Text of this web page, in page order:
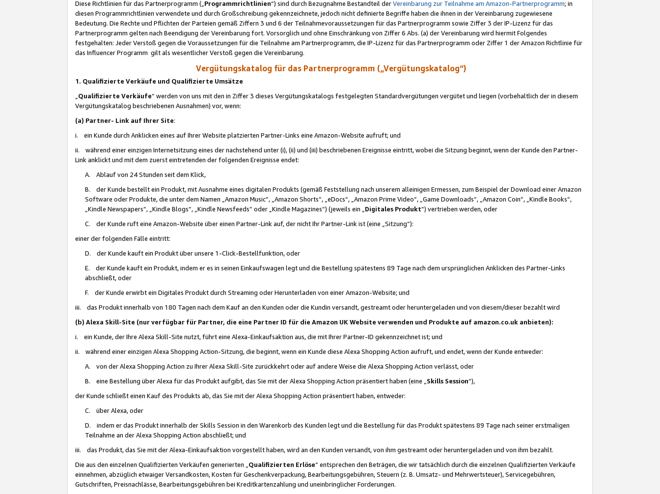
Diese Richtlinien für das Partnerprogramm („Programmrichtlinien“) sind durch Bezugnahme Bestandteil derVereinbarung zur Teilnahme am Amazon-Partnerprogramm; in
diesen Programmrichtlinien verwendete und durch Großschreibung gekennzeichnete, jedoch nicht definierte Begriffe haben die ihnen in der Vereinbarung zugewiesene
Bedeutung. Die Rechte und Pflichten der Parteien gemäß Ziffern 3 und 6 der Teilnahmevoraussetzungen für das Partnerprogramm sowie Ziffer 3 der IP-Lizenz für das
Partnerprogramm gelten nach Beendigung der Vereinbarung fort. Vorsorglich und ohne Einschränkung von Ziffer 6 Abs. (a) der Vereinbarung wird hiermit Folgendes
festgehalten: Jeder Verstoß gegen die Voraussetzungen für die Teilnahme am Partnerprogramm, die IP-Lizenz für das Partnerprogramm oder Ziffer 1 der Amazon Richtlinie für
das Influencer Programm gilt als wesentlicher Verstoß gegen die Vereinbarung.
Vergütungskatalog für das Partnerprogramm („Vergütungskatalog“)
1. Qualifizierte Verkäufe und Qualifizierte Umsätze
Qualifizierte Verkäufe“ werden von uns mit den in Ziffer 3 dieses Vergütungskatalogs festgelegten Standardvergütungen vergütet und liegen (vorbehaltlich der in diesem
Vergütungskatalog beschriebenen Ausnahmen) vor, wenn:
(a) Partner- Link auf Ihrer Site:
i. ein Kunde durch Anklicken eines auf Ihrer Website platzierten Partner-Links eine Amazon-Website aufruft; und
ii. während einer einzigen Internetsitzung eines der nachstehend unter (i), (ii) und (iii) beschriebenen Ereignisse eintritt, wobei die Sitzung beginnt, wenn der Kunde den Partner-
Link anklickt und mit dem zuerst eintretenden der folgenden Ereignisse endet:
A. Ablauf von 24 Stunden seit dem Klick,
B. der Kunde bestellt ein Produkt, mit Ausnahme eines digitalen Produkts (gemäß Feststellung nach unserem alleinigen Ermessen, zum Beispiel der Download einer Amazon
Software oder Produkte, die unter dem Namen „Amazon Music“, „Amazon Shorts“, „eDocs“, „Amazon Prime Video“, „Game Downloads“, „Amazon Coin“, „Kindle Books“,
„Kindle Newspapers“, „Kindle Blogs“, „Kindle Newsfeeds“ oder „Kindle Magazines“) (jeweils ein „ Digitales Produkt“) vertrieben werden, oder
C. der Kunde ruft eine Amazon-Website über einen Partner-Link auf, der nicht Ihr Partner-Link ist (eine „Sitzung“):
einer der folgenden Fälle eintritt:
D. der Kunde kauft ein Produkt über unsere 1-Click-Bestellfunktion, oder
E. der Kunde kauft ein Produkt, indem er es in seinen Einkaufswagen legt und die Bestellung spätestens 89 Tage nach dem ursprünglichen Anklicken des Partner-Links
abschließt, oder
F. der Kunde erwirbt ein Digitales Produkt durch Streaming oder Herunterladen von einer Amazon-Website; und
iii. das Produkt innerhalb von 180 Tagen nach dem Kauf an den Kunden oder die Kundin versandt, gestreamt oder heruntergeladen und von diesem/dieser bezahlt wird
(b) Alexa Skill-Site (nur verfügbar für Partner, die eine Partner ID für die Amazon UK Website verwenden und Produkte auf amazon.co.uk anbieten):
i. ein Kunde, der Ihre Alexa Skill-Site nutzt, führt eine Alexa-Einkaufsaktion aus, die mit Ihrer Partner-ID gekennzeichnet ist; und
ii. während einer einzigen Alexa Shopping Action-Sitzung, die beginnt, wenn ein Kunde diese Alexa Shopping Action aufruft, und endet, wenn der Kunde entweder:
A. von der Alexa Shopping Action zu Ihrer Alexa Skill-Site zurückkehrt oder auf andere Weise die Alexa Shopping Action verlässt, oder
B. eine Bestellung über Alexa für das Produkt aufgibt, das Sie mit der Alexa Shopping Action präsentiert haben (eine „ Skills Session“),
der Kunde schließt einen Kauf des Produkts ab, das Sie mit der Alexa Shopping Action präsentiert haben, entweder:
C. über Alexa, oder
D. indem er das Produkt innerhalb der Skills Session in den Warenkorb des Kunden legt und die Bestellung für das Produkt spätestens 89 Tage nach seiner erstmaligen
Teilnahme an der Alexa Shopping Action abschließt; und
iii. das Produkt, das Sie mit der Alexa-Einkaufsaktion vorgestellt haben, wird an den Kunden versandt, von ihm gestreamt oder heruntergeladen und von ihm bezahlt.
Die aus den einzelnen Qualifizierten Verkäufen generierten „ Qualifizierten Erlöse“ entsprechen den Beträgen, die wir tatsächlich durch die einzelnen Qualifizierten Verkäufe
einnehmen, abzüglich etwaiger Versandkosten, Kosten für Geschenkverpackung, Bearbeitungsgebühren, Steuern (z. B. Umsatz- und Mehrwertsteuer), Servicegebühren,
Gutschriften, Preisnachlässe, Bearbeitungsgebühren bei Kreditkartenzahlung und uneinbringlicher Forderungen.